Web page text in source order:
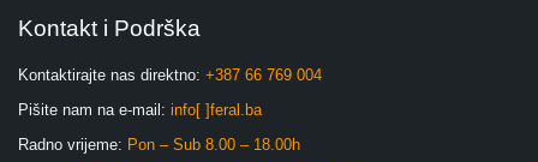
Kontakt i Podrška
Kontaktirajte nas direktno: +387 66 769 004
Pišite nam na e-mail: info[ ]feral.ba
Radno vrijeme: Pon – Sub 8.00 – 18.00h